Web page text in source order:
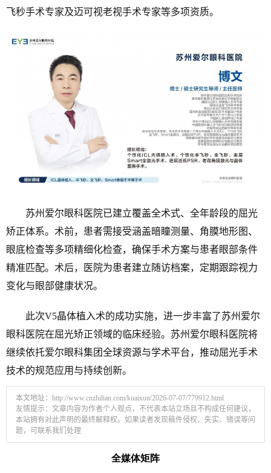
飞秒手术专家及迈可视老视手术专家等多项资质。
苏州爱尔眼科医院已建立覆盖全术式、全年龄段的屈光
矫正体系。术前，患者需接受涵盖暗瞳测量、角膜地形图、
眼底检查等多项精细化检查，确保手术方案与患者眼部条件
精准匹配。术后，医院为患者建立随访档案，定期跟踪视力
变化与眼部健康状况。
此次V5晶体植入术的成功实施，进一步丰富了苏州爱尔
眼科医院在屈光矫正领域的临床经验。苏州爱尔眼科医院将
继续依托爱尔眼科集团全球资源与学术平台，推动屈光手术
技术的规范应用与持续创新。
本文地址： http://www.cnzhilian.com/kuaixun/2026-07-07/779912.html
友情提示：文章内容为作者个人观点，不代表本站立场且不构成任何建议，
本站拥有对此声明的最终解释权。如果读者发现稿件侵权、失实、错误等问
题，可联系我们处理